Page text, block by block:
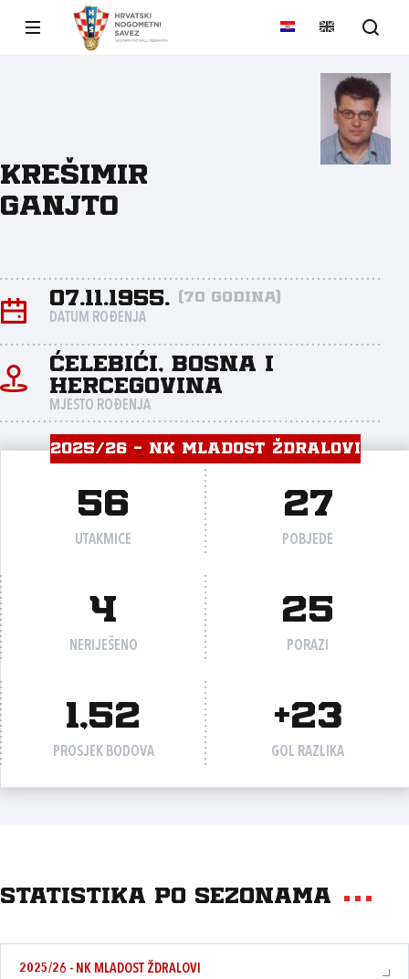
Krešimir
Ganjto
07.11.1955. (70 godina)
DATUM ROĐENJA
Ćelebići, Bosna I
Hercegovina
MJESTO ROĐENJA
2025/26 - NK MLADOST ŽDRALOVI
56
UTAKMICE
27
POBJEDE
4
NERIJEŠENO
25
PORAZI
1,52
PROSJEK BODOVA
+23
GOL RAZLIKA
Statistika po sezonama
2025/26 - NK MLADOST ŽDRALOVI